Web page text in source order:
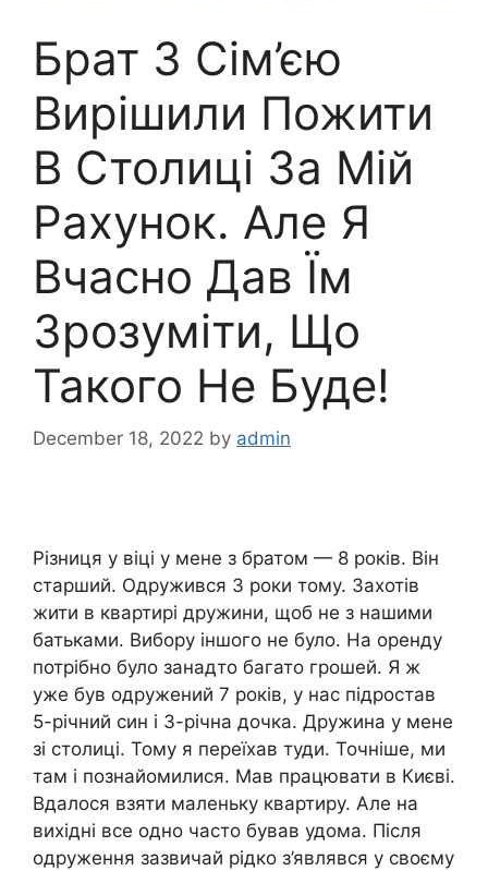
Брат З Сім’єю
Вирішили Пожити
В Столиці За Мій
Рахунок. Але Я
Вчасно Дав Їм
Зрозуміти, Що
Такого Не Буде!
December 18, 2022 by admin
Різниця у віці у мене з братом — 8 років. Він
старший. Одружився 3 роки тому. Захотів
жити в квартирі дружини, щоб не з нашими
батьками. Вибору іншого не було. На оренду
потрібно було занадто багато грошей. Я ж
уже був одружений 7 років, у нас підростав
5-річний син і 3-річна дочка. Дружина у мене
зі столиці. Тому я переїхав туди. Точніше, ми
там і познайомилися. Мав працювати в Києві.
Вдалося взяти маленьку квартиру. Але на
вихідні все одно часто бував удома. Після
одруження зазвичай рідко з’являвся у своєму